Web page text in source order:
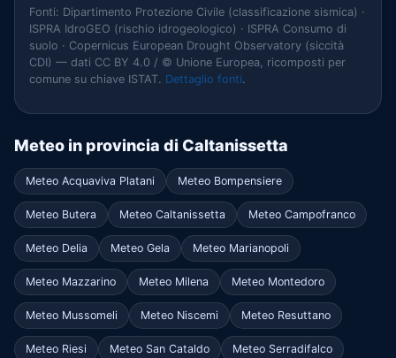
Fonti: Dipartimento Protezione Civile (classificazione sismica) ·
ISPRA IdroGEO (rischio idrogeologico) · ISPRA Consumo di
suolo · Copernicus European Drought Observatory (siccità
CDI) — dati CC BY 4.0 / © Unione Europea, ricomposti per
comune su chiave ISTAT. Dettaglio fonti.
Meteo in provincia di Caltanissetta
Meteo Acquaviva Platani Meteo Bompensiere
Meteo Butera Meteo Caltanissetta Meteo Campofranco
Meteo Delia Meteo Gela Meteo Marianopoli
Meteo Mazzarino Meteo Milena Meteo Montedoro
Meteo Mussomeli Meteo Niscemi Meteo Resuttano
Meteo Riesi Meteo San Cataldo Meteo Serradifalco